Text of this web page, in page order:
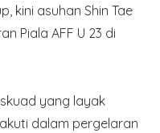
kini asuhan Shin Tae
Piala AFF U 23 di
yang layak
dalam pergelaran